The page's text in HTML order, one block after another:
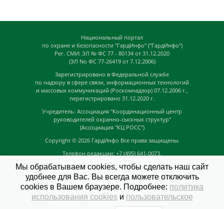
Национальный портал
по охране и безопасности "ГардИнфо" ("ГардИнфо")
Рег. СМИ: ЭЛ № ФС 77 - 80134 от 31.12.2020
(ЭЛ No ФС 77-26419 от 7.12.2006)
Зарегистрировано в Федеральной службе
по надзору в сфере связи, информационных технологий
и массовых коммуникаций (Роскомнадзор) 07.12.2006 г.,
перегистрировано 31.12.2020 г.
Учредитель: Ассоциация "Координационный центр
руководителей охранно-сыскных структур"
(Ассоциация "КЦ РОСС")
Copyright © 2026 ГардИнфо Все права защищены.
Телефон редакции: +7 (495) 641-0073,
news@guardinfo.online
Главный редактор: Кузьмин Д.А.
На сайте могут быть размещены
Мы обрабатываем cookies, чтобы сделать наш сайт
удобнее для Вас. Вы всегда можете отключить
cookies в Вашем браузере. Подробнее: политика
использования cookiesи пользовательское